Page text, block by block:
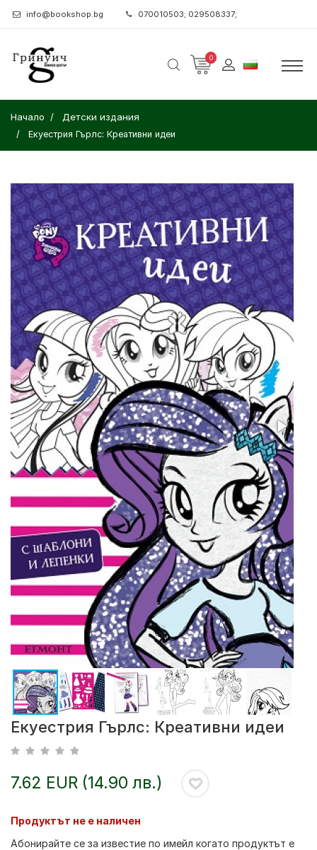
info@bookshop.bg 070010503; 029508337;
0
Начало Детски издания
Екуестрия Гърлс: Креативни идеи
Екуестрия Гърлс: Креативни идеи
7.62 EUR (14.90 лв.)
Продуктът не е наличен
Абонирайте се за известие по имейл когато продуктът е